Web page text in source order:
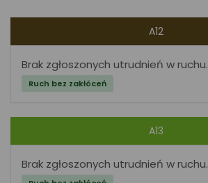
A12
Brak zgłoszonych utrudnień w ruchu.
Ruch bez zakłóceń
A13
Brak zgłoszonych utrudnień w ruchu.